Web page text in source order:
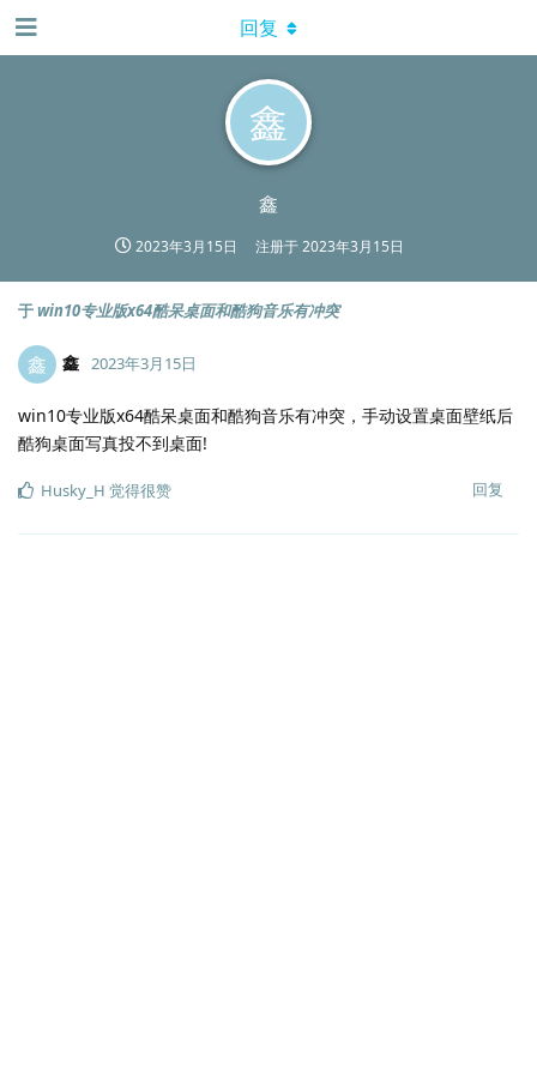
鑫
鑫
2023年3月15日 注册于2023年3月15日
回复
于win10专业版x64酷呆桌面和酷狗音乐有冲突
鑫 鑫 2023年3月15日
win10专业版x64酷呆桌面和酷狗音乐有冲突，手动设置桌面壁纸后
酷狗桌面写真投不到桌面!
回复
Husky_H 觉得很赞